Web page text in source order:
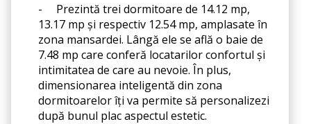
-
Prezintă trei dormitoare de 14.12 mp,
13.17 mp și respectiv 12.54 mp, amplasate în
zona mansardei. Lângă ele se află o baie de
7.48 mp care conferă locatarilor confortul și
intimitatea de care au nevoie. În plus,
dimensionarea inteligentă din zona
dormitoarelor îți va permite să personalizezi
după bunul plac aspectul estetic.